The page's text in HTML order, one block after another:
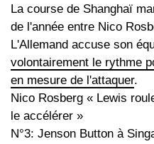
La course de Shanghaï
de l'année entre Nico
L'Allemand accuse son
volontairement le rythme
en mesure de l'attaquer.
Nico Rosberg « Lewis
le accélérer »
N°3: Jenson Button à